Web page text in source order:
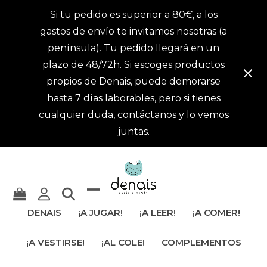
Si tu pedido es superior a 80€, a los
gastos de envío te invitamos nosotras (a
península). Tu pedido llegará en un
plazo de 48/72h. Si escoges productos
propios de Denais, puede demorarse
hasta 7 días laborables, pero si tienes
cualquier duda, contáctanos y lo vemos
juntas.
ocultar
móvil
DENAIS ¡A JUGAR! ¡A LEER! ¡A COMER!
¡A VESTIRSE! ¡AL COLE! COMPLEMENTOS